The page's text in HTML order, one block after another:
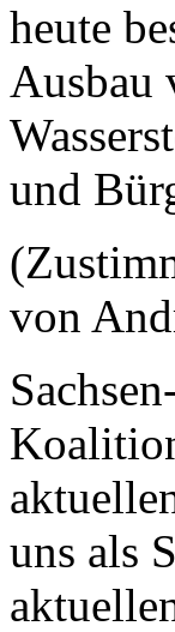
heute
Ausbau
und
von
uns als